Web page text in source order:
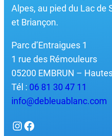
Alpes, au pied du Lac de
et Briançon.
Parc d’Entraigues 1
1 rue des Rémouleurs
05200 EMBRUN –
Tél : 06 81 30 47 11
info@debleuablanc.com
Instagram
Facebook